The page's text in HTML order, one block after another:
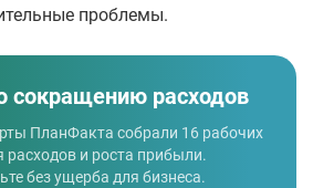
проблемы.
сокращению расходов
ПланФакта собрали 16 рабочих
расходов и роста прибыли.
без ущерба для бизнеса.